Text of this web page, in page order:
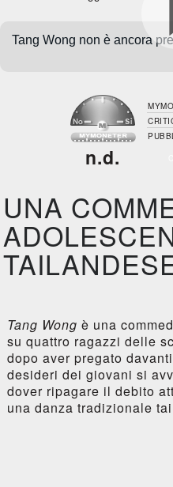
n.d.
UNA
Tang Wong è una
su quattro ragazzi delle
dopo aver pregato
desideri dei giovani si
dover ripagare il debito
una danza tradizionale